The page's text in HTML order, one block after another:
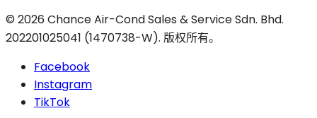
© 2026 Chance Air-Cond Sales & Service Sdn. Bhd.
202201025041 (1470738-W). 版权所有。
Facebook
Instagram
TikTok